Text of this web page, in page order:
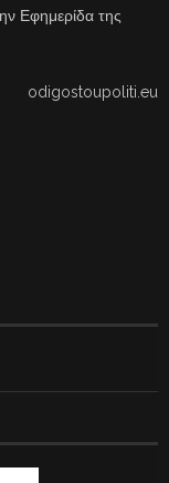
Εφημερίδα της
odigostoupoliti.eu